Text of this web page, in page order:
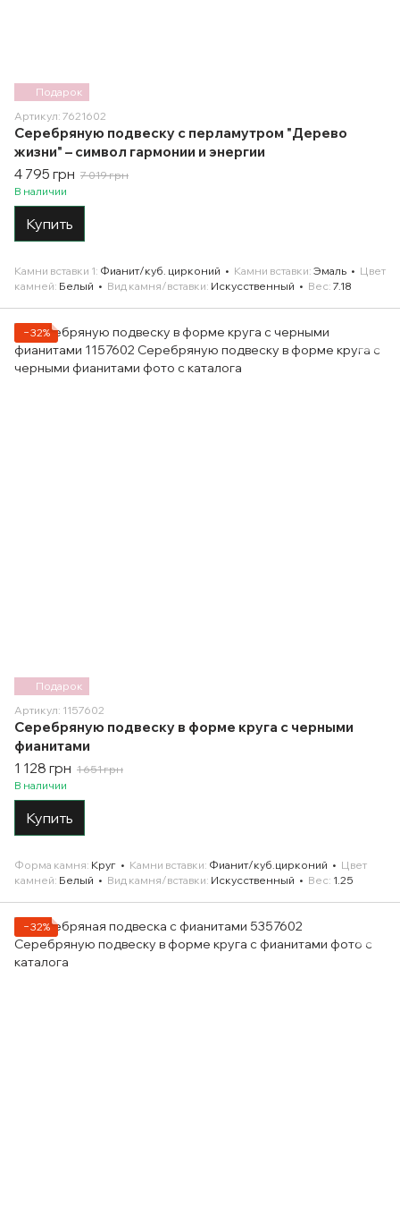
Подарок
Артикул: 7621602
Серебряную подвеску с перламутром "Дерево
жизни" – символ гармонии и энергии
4 795 грн 7 019 грн
В наличии
Купить
Камни вставки 1 Фианит/куб. цирконий Камни вставки Эмаль
Цвет
камней Белый Вид камня/вставки Искусственный Вес 7.18
Подарок
−32%
Артикул: 1157602
Серебряную подвеску в форме круга с черными
фианитами
1 128 грн 1 651 грн
В наличии
Купить
Форма камня Круг Камни вставки Фианит/куб.цирконий
Цвет
камней Белый Вид камня/вставки Искусственный Вес 1.25
−32%